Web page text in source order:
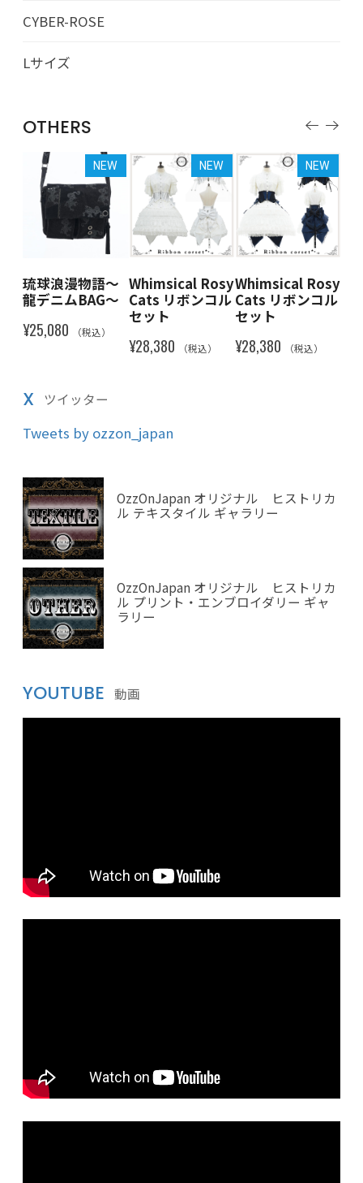
CYBER-ROSE
Lサイズ
OTHERS
NEW
琉球浪漫物語～
龍デニムBAG～
¥25,080 （税込）
NEW
Whimsical Rosy
Cats リボンコル
セット
¥28,380 （税込）
NEW
Whimsical Rosy
Cats リボンコル
セット
¥28,380 （税込）
X ツイッター
Tweets by ozzon_japan
OzzOnJapan オリジナル ヒストリカ
ル テキスタイル ギャラリー
OzzOnJapan オリジナル ヒストリカ
ル プリント・エンブロイダリー ギャ
ラリー
YOUTUBE 動画